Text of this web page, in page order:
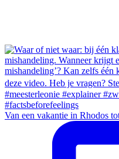
Van een vakantie in Rhodos